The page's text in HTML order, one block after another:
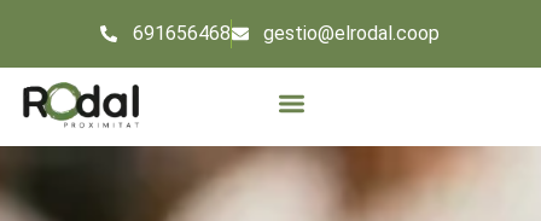
691656468 gestio@elrodal.coop